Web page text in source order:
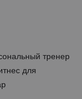
тренер
для